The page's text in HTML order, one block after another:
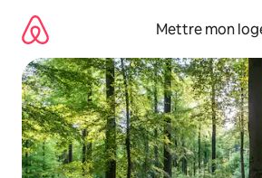
directement
contenu
Mettre mon